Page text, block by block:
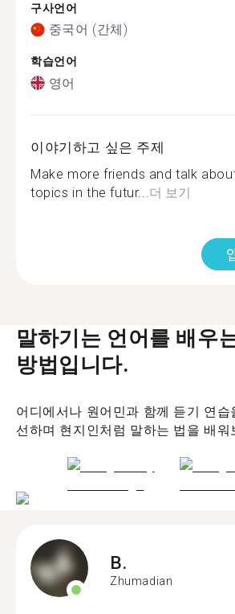
구사언어
중국어 (간체)
학습언어
영어
이야기하고 싶은 주제
Make more friends and talk
topics in the futur... 더 보기
말하기는 언어를 배우
방법입니다.
어디에서나 원어민과 함께 듣기 연습
선하며 현지인처럼 말하는 법을 배워
B.
Zhumadian